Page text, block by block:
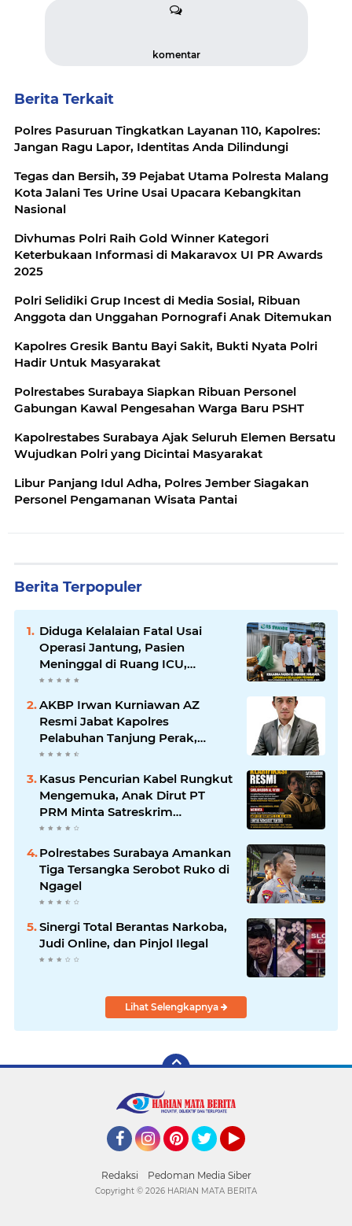
komentar
Berita Terkait
Polres Pasuruan Tingkatkan Layanan 110, Kapolres:
Jangan Ragu Lapor, Identitas Anda Dilindungi
Tegas dan Bersih, 39 Pejabat Utama Polresta Malang
Kota Jalani Tes Urine Usai Upacara Kebangkitan
Nasional
Divhumas Polri Raih Gold Winner Kategori
Keterbukaan Informasi di Makaravox UI PR Awards
2025
Polri Selidiki Grup Incest di Media Sosial, Ribuan
Anggota dan Unggahan Pornografi Anak Ditemukan
Kapolres Gresik Bantu Bayi Sakit, Bukti Nyata Polri
Hadir Untuk Masyarakat
Polrestabes Surabaya Siapkan Ribuan Personel
Gabungan Kawal Pengesahan Warga Baru PSHT
Kapolrestabes Surabaya Ajak Seluruh Elemen Bersatu
Wujudkan Polri yang Dicintai Masyarakat
Libur Panjang Idul Adha, Polres Jember Siagakan
Personel Pengamanan Wisata Pantai
Berita Terpopuler
Diduga Kelalaian Fatal Usai
Operasi Jantung, Pasien
Meninggal di Ruang ICU,
Keluarga Tuntut RSUD dr.
Jawab
AKBP Irwan Kurniawan AZ
Resmi Jabat Kapolres
Pelabuhan Tanjung Perak,
Pimpinan Redaksi
Sampaikan Ucapan Selamat
Kasus Pencurian Kabel Rungkut
Mengemuka, Anak Dirut PT
PRM Minta Satreskrim
Polrestabes Surabaya Usut
Polrestabes Surabaya Amankan
Tiga Tersangka Serobot Ruko di
Ngagel
Sinergi Total Berantas Narkoba,
Judi Online, dan Pinjol Ilegal
Lihat Selengkapnya
Redaksi Pedoman Media Siber
Copyright © 2026 HARIAN MATA BERITA